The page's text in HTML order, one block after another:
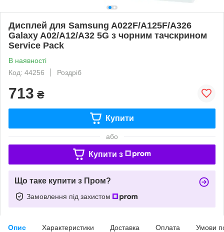
Дисплей для Samsung A022F/A125F/A326
Galaxy A02/A12/A32 5G з чорним тачскрином
Service Pack
В наявності
Код: 44256
Роздріб
713 ₴
Купити
або
Купити з
Що таке купити з Пром?
Замовлення під захистом
Опис Характеристики Доставка Оплата Умови